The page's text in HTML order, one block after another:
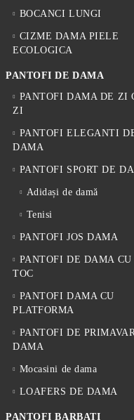
BOCANCI LUNGI
CIZME DAMA PIELE
ECOLOGICA
PANTOFI DE DAMA
PANTOFI DAMA DE ZI
ZI
PANTOFI ELEGANTI
DAMA
PANTOFI SPORT DE
Adidași de damă
Tenisi
PANTOFI JOS DAMA
PANTOFI DE DAMA CU
TOC
PANTOFI DAMA CU
PLATFORMA
PANTOFI DE
DAMA
Mocasini de dama
LOAFERS DE DAMA
PANTOFI BARBATI